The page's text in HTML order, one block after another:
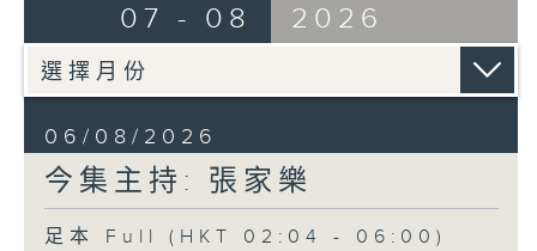
07 - 08 2026
06/08/2026
今集主持: 張家樂
足本 Full (HKT 02:04 - 06:00)